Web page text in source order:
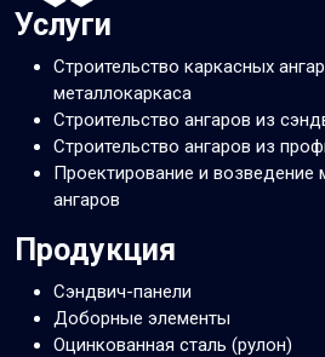
Услуги
Строительство каркасных
металлокаркаса
Строительство ангаров из
Строительство ангаров из
Проектирование и возведение
ангаров
Продукция
Сэндвич-панели
Доборные элементы
Оцинкованная сталь (рулон)